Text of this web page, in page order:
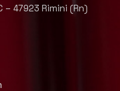
– 47923 Rimini (Rn)